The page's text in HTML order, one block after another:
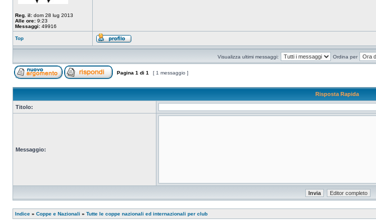
Reg. il: dom 28 lug 2013
Alle ore: 9:23
Messaggi: 49916
Top
Visualizza ultimi messaggi: Ordina per
Pagina 1 di 1 [ 1 messaggio ]
Risposta Rapida
Titolo:
Messaggio:
Indice » Coppe e Nazionali » Tutte le coppe nazionali ed internazionali per club